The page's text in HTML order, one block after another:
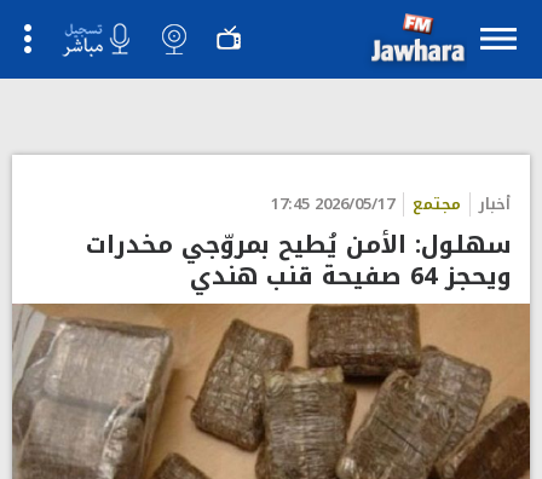
أخبار مجتمع 2026/05/17 17:45
سهلول: الأمن يُطيح بمروّجي مخدرات
ويحجز 64 صفيحة قنب هندي